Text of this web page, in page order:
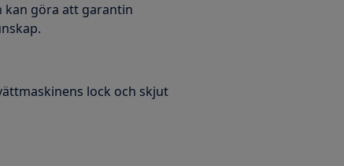
göra att garantin
lock och skjut